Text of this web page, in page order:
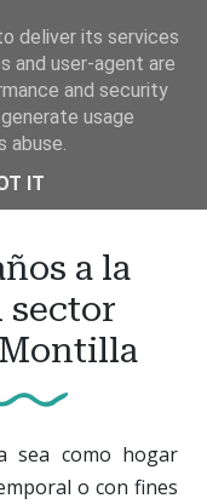
a la
sector
sea como hogar
o con fines
deliver its services
and user-agent are
and security
usage
abuse.
IT